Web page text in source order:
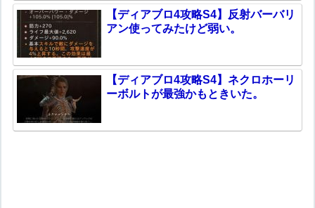
【ディアブロ4攻略S4】反射バーバリ
アン使ってみたけど弱い。
【ディアブロ4攻略S4】ネクロホーリ
ーボルトが最強かもときいた。